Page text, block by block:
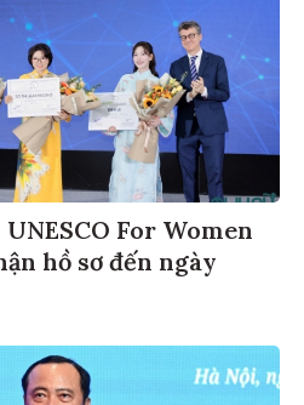
For Women
hồ sơ đến ngày